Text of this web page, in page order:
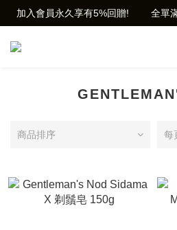
加入會員永久享有5%回贈!        全單
商品排序 每